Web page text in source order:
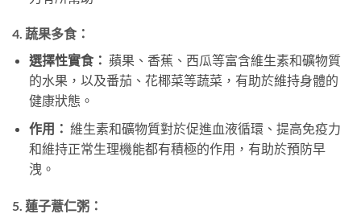
4. 蔬果多食：
選擇性實食： 蘋果、香蕉、西瓜等富含維生素和礦物質
的水果，以及番茄、花椰菜等蔬菜，有助於維持身體的
健康狀態。
作用： 維生素和礦物質對於促進血液循環、提高免疫力
和維持正常生理機能都有積極的作用，有助於預防早
洩。
5. 蓮子薏仁粥：